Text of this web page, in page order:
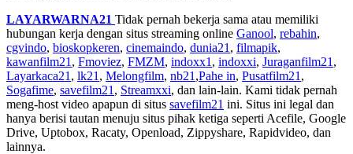
LAYARWARNA21 Tidak pernah bekerja sama atau memiliki
hubungan kerja dengan situs streaming online Ganool, rebahin,
cgvindo, bioskopkeren, cinemaindo, dunia21 , filmapik,
kawanfilm21 , Fmoviez, FMZM, indoxx1 , indoxxi, Juraganfilm21 ,
Layarkaca21 , lk21 , Melongfilm, nb21 ,Pahe in, Pusatfilm21 ,
Sogafime, savefilm21 , Streamxxi, dan lain-lain. Kami tidak pernah
meng-host video apapun di situs savefilm21 ini. Situs ini legal dan
hanya berisi tautan menuju situs pihak ketiga seperti Acefile, Google
Drive, Uptobox, Racaty, Openload, Zippyshare, Rapidvideo, dan
lainnya.